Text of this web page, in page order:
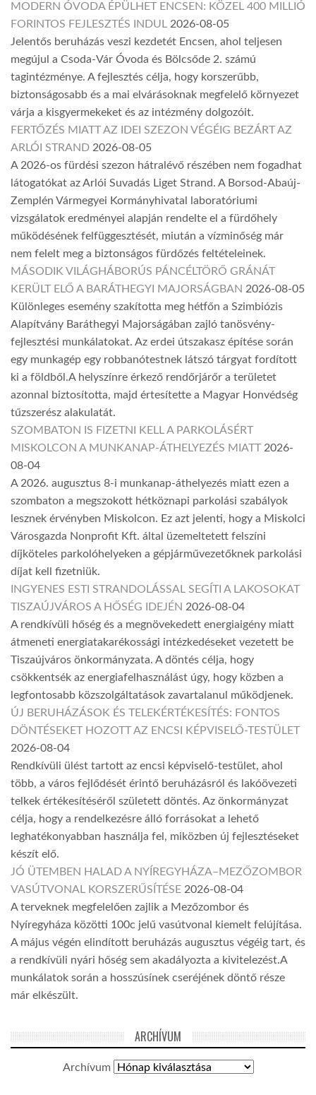
MODERN ÓVODA ÉPÜLHET ENCSEN: KÖZEL 400 MILLIÓ
FORINTOS FEJLESZTÉS INDUL 2026-08-05
Jelentős beruházás veszi kezdetét Encsen, ahol teljesen
megújul a Csoda-Vár Óvoda és Bölcsőde 2. számú
tagintézménye. A fejlesztés célja, hogy korszerűbb,
biztonságosabb és a mai elvárásoknak megfelelő környezet
várja a kisgyermekeket és az intézmény dolgozóit.
FERTŐZÉS MIATT AZ IDEI SZEZON VÉGÉIG BEZÁRT AZ
ARLÓI STRAND 2026-08-05
A 2026-os fürdési szezon hátralévő részében nem fogadhat
látogatókat az Arlói Suvadás Liget Strand. A Borsod-Abaúj-
Zemplén Vármegyei Kormányhivatal laboratóriumi
vizsgálatok eredményei alapján rendelte el a fürdőhely
működésének felfüggesztését, miután a vízminőség már
nem felelt meg a biztonságos fürdőzés feltételeinek.
MÁSODIK VILÁGHÁBORÚS PÁNCÉLTÖRŐ GRÁNÁT
KERÜLT ELŐ A BARÁTHEGYI MAJORSÁGBAN 2026-08-05
Különleges esemény szakította meg hétfőn a Szimbiózis
Alapítvány Baráthegyi Majorságában zajló tanösvény-
fejlesztési munkálatokat. Az erdei útszakasz építése során
egy munkagép egy robbanótestnek látszó tárgyat fordított
ki a földből.A helyszínre érkező rendőrjárőr a területet
azonnal biztosította, majd értesítette a Magyar Honvédség
tűzszerész alakulatát.
SZOMBATON IS FIZETNI KELL A PARKOLÁSÉRT
MISKOLCON A MUNKANAP-ÁTHELYEZÉS MIATT 2026-
08-04
A 2026. augusztus 8-i munkanap-áthelyezés miatt ezen a
szombaton a megszokott hétköznapi parkolási szabályok
lesznek érvényben Miskolcon. Ez azt jelenti, hogy a Miskolci
Városgazda Nonprofit Kft. által üzemeltetett felszíni
díjköteles parkolóhelyeken a gépjárművezetőknek parkolási
díjat kell fizetniük.
INGYENES ESTI STRANDOLÁSSAL SEGÍTI A LAKOSOKAT
TISZAÚJVÁROS A HŐSÉG IDEJÉN 2026-08-04
A rendkívüli hőség és a megnövekedett energiaigény miatt
átmeneti energiatakarékossági intézkedéseket vezetett be
Tiszaújváros önkormányzata. A döntés célja, hogy
csökkentsék az energiafelhasználást úgy, hogy közben a
legfontosabb közszolgáltatások zavartalanul működjenek.
ÚJ BERUHÁZÁSOK ÉS TELEKÉRTÉKESÍTÉS: FONTOS
DÖNTÉSEKET HOZOTT AZ ENCSI KÉPVISELŐ-TESTÜLET
2026-08-04
Rendkívüli ülést tartott az encsi képviselő-testület, ahol
több, a város fejlődését érintő beruházásról és lakóövezeti
telkek értékesítéséről született döntés. Az önkormányzat
célja, hogy a rendelkezésre álló forrásokat a lehető
leghatékonyabban használja fel, miközben új fejlesztéseket
készít elő.
JÓ ÜTEMBEN HALAD A NYÍREGYHÁZA–MEZŐZOMBOR
VASÚTVONAL KORSZERŰSÍTÉSE 2026-08-04
A terveknek megfelelően zajlik a Mezőzombor és
Nyíregyháza közötti 100c jelű vasútvonal kiemelt felújítása.
A május végén elindított beruházás augusztus végéig tart, és
a rendkívüli nyári hőség sem akadályozta a kivitelezést.A
munkálatok során a hosszúsínek cseréjének döntő része
már elkészült.
ARCHÍVUM
Archívum